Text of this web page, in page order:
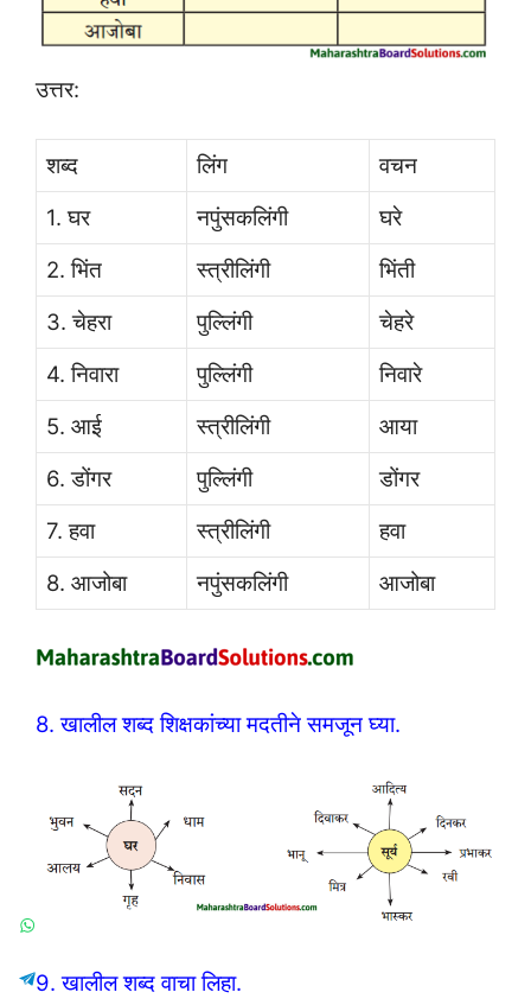
उत्तर:
शब्द लिंग
वचन
1. घर
नपुंसकलिंगी
घरे
2. भिंत
स्त्रीलिंगी
भिंती
3. चेहरा
पुल्लिंगी
चेहरे
4. निवारा
पुल्लिंगी
निवारे
5. आई
स्त्रीलिंगी
आया
6. डोंगर
पुल्लिंगी
डोंगर
7. हवा
स्त्रीलिंगी
हवा
8. आजोबा
नपुंसकलिंगी आजोबा
8. खालील शब्द शिक्षकांच्या मदतीने समजून घ्या.
9. खालील शब्द वाचा लिहा.